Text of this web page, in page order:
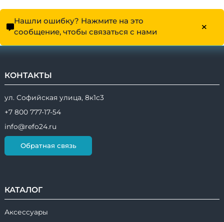
Нашли ошибку? Нажмите на это
сообщение, чтобы связаться с нами
КОНТАКТЫ
ул. Софийская улица, 8к1с3
+7 800 777-17-54
info@refo24.ru
Обратная связь
КАТАЛОГ
Аксессуары